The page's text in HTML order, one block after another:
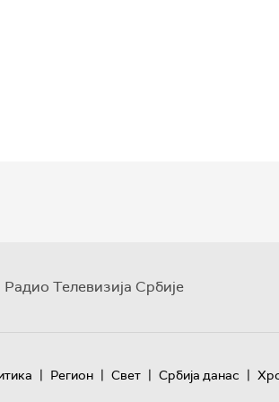
Радио Телевизија Србије
| Регион | Свет | Србија данас |